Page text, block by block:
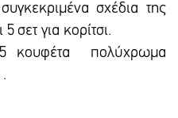
σχέδια της
σετ για κορίτσι.
5 κουφέτα πολύχρωμα